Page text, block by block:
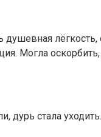
Могла оскорбить,
дурь стала